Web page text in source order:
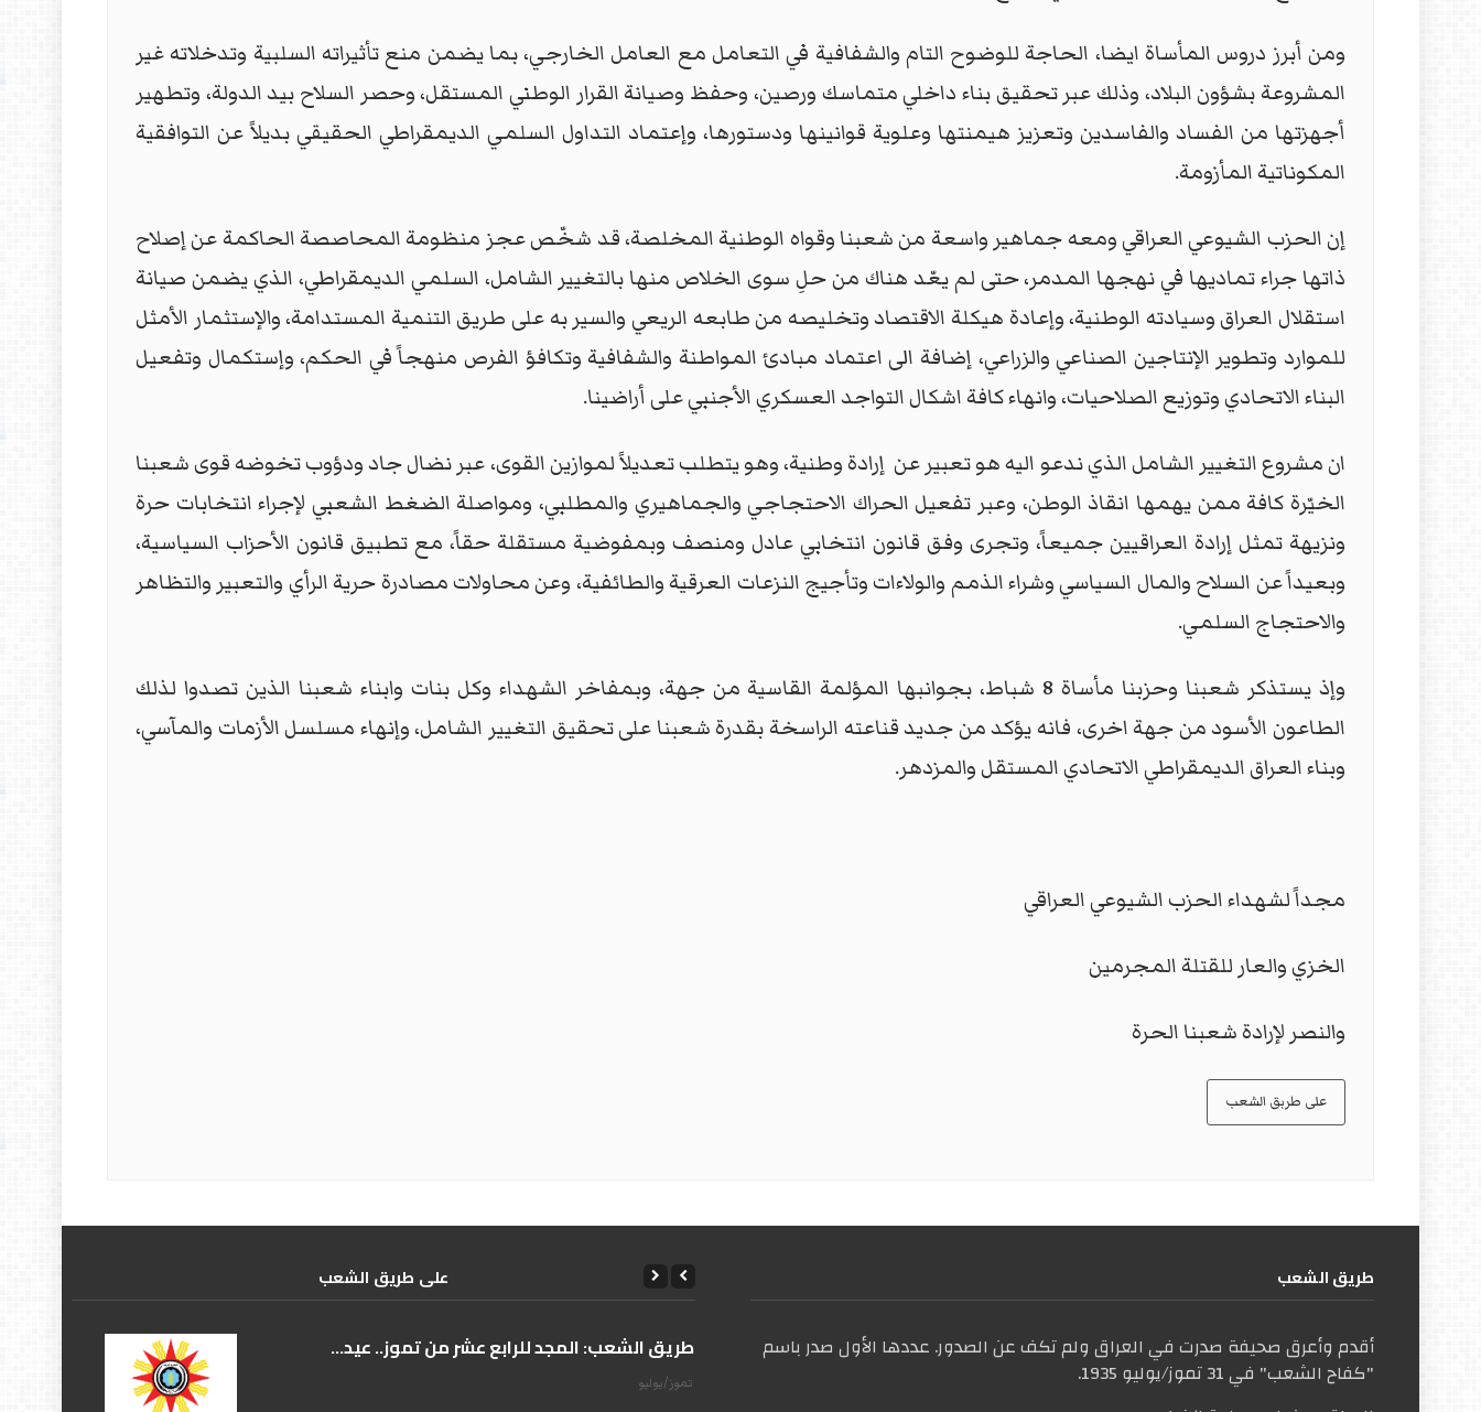
ومن أبرز دروس المأساة ايضا، الحاجة للوضوح التام والشفافية في التعامل مع العامل الخارجي، بما يضمن منع تأثيراته السلبية وتدخلاته غير
المشروعة بشؤون البلاد، وذلك عبر تحقيق بناء داخلي متماسك ورصين، وحفظ وصيانة القرار الوطني المستقل، وحصر السلاح بيد الدولة، وتطهير
أجهزتها من الفساد والفاسدين وتعزيز هيمنتها وعلوية قوانينها ودستورها، وإعتماد التداول السلمي الديمقراطي الحقيقي بديلاً عن التوافقية
المكوناتية المأزومة.
إن الحزب الشيوعي العراقي ومعه جماهير واسعة من شعبنا وقواه الوطنية المخلصة، قد شخّص عجز منظومة المحاصصة الحاكمة عن إصلاح
ذاتها جراء تماديها في نهجها المدمر، حتى لم يعّد هناك من حلِ سوى الخلاص منها بالتغيير الشامل، السلمي الديمقراطي، الذي يضمن صيانة
استقلال العراق وسيادته الوطنية، وإعادة هيكلة الاقتصاد وتخليصه من طابعه الريعي والسير به على طريق التنمية المستدامة، والإستثمار الأمثل
للموارد وتطوير الإنتاجين الصناعي والزراعي، إضافة الى اعتماد مبادئ المواطنة والشفافية وتكافؤ الفرص منهجاً في الحكم، وإستكمال وتفعيل
البناء الاتحادي وتوزيع الصلاحيات، وانهاء كافة اشكال التواجد العسكري الأجنبي على أراضينا.
ان مشروع التغيير الشامل الذي ندعو اليه هو تعبير عن إرادة وطنية، وهو يتطلب تعديلاً لموازين القوى، عبر نضال جاد ودؤوب تخوضه قوى شعبنا
الخيّرة كافة ممن يهمها انقاذ الوطن، وعبر تفعيل الحراك الاحتجاجي والجماهيري والمطلبي، ومواصلة الضغط الشعبي لإجراء انتخابات حرة
ونزيهة تمثل إرادة العراقيين جميعاً، وتجرى وفق قانون انتخابي عادل ومنصف وبمفوضية مستقلة حقاً، مع تطبيق قانون الأحزاب السياسية،
وبعيداً عن السلاح والمال السياسي وشراء الذمم والولاءات وتأجيج النزعات العرقية والطائفية، وعن محاولات مصادرة حرية الرأي والتعبير والتظاهر
والاحتجاج السلمي.
وإذ يستذكر شعبنا وحزبنا مأساة 8 شباط، بجوانبها المؤلمة القاسية من جهة، وبمفاخر الشهداء وكل بنات وابناء شعبنا الذين تصدوا لذلك
الطاعون الأسود من جهة اخرى، فانه يؤكد من جديد قناعته الراسخة بقدرة شعبنا على تحقيق التغيير الشامل، وإنهاء مسلسل الأزمات والمآسي،
وبناء العراق الديمقراطي الاتحادي المستقل والمزدهر.
مجداً لشهداء الحزب الشيوعي العراقي
الخزي والعار للقتلة المجرمين
والنصر لإرادة شعبنا الحرة
على طربق الشعب
طریق الشعب
أقدم وأعرق صحيفة صدرت في العراق ولم تكف عن الصدور. عددها الأول صدر باسم
"كفاح الشعب" في 31 تموز/يوليو 1935.
علی طریق الشعب
على طريق الشعب: المجد للرابع عشر من تموز.. عيد...